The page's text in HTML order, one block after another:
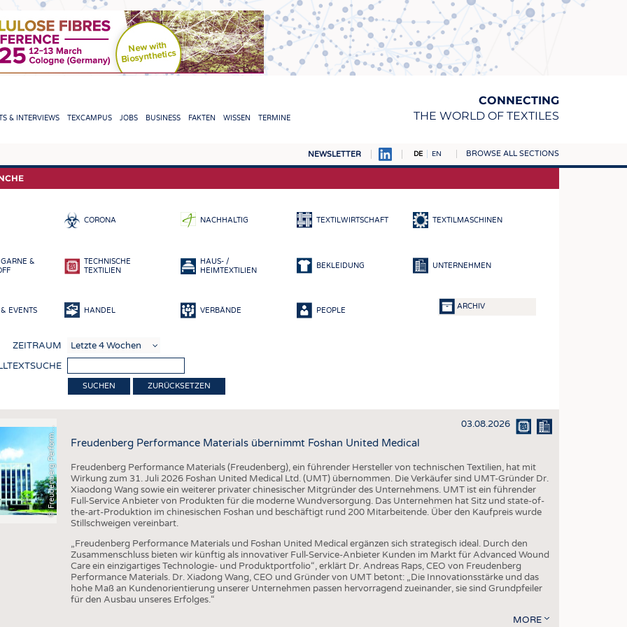
CONNECTING
THE WORLD OF TEXTILES
& INTERVIEWS TEXCAMPUS JOBS BUSINESS FAKTEN WISSEN TERMINE
NEWSLETTER DE EN BROWSE ALL SECTIONS
TEXTILE LEADERSHIP FASERN
GEWEBE
VLIESSTOFFE
NACHHALTIGKEIT
KREISLAUFWIRTSCHAFT
TECHNISCHE TEXTILIEN
SMART TEXTILES
MEDIZIN
HAUS- UND HEIMTEXTILIEN
BEKLEIDUNG
CORONA NACHHALTIG TEXTILWIRTSCHAFT TEXTILMASCHINEN
&
TECHNISCHE
TEXTILIEN
HAUS- /
HEIMTEXTILIEN
BEKLEIDUNG UNTERNEHMEN
EVENTS HANDEL VERBÄNDE PEOPLE ARCHIV
ZEITRAUM
ZURÜCKSETZEN
©
F
r
e
u
d
e
n
b
e
r
g
P
e
r
f
o
r
m
a
n
c
e
M
a
t
e
r
i
a
l
s 03.08.2026
Freudenberg Performance Materials übernimmt Foshan United Medical
Freudenberg Performance Materials (Freudenberg), ein führender Hersteller von technischen Textilien, hat mit
Wirkung zum 31. Juli 2026 Foshan United Medical Ltd. (UMT) übernommen. Die Verkäufer sind UMT-Gründer Dr.
Xiaodong Wang sowie ein weiterer privater chinesischer Mitgründer des Unternehmens. UMT ist ein führender
Full-Service Anbieter von Produkten für die moderne Wundversorgung. Das Unternehmen hat Sitz und state-of-
the-art-Produktion im chinesischen Foshan und beschäftigt rund 200 Mitarbeitende. Über den Kaufpreis wurde
Stillschweigen vereinbart.
„Freudenberg Performance Materials und Foshan United Medical ergänzen sich strategisch ideal. Durch den
Zusammenschluss bieten wir künftig als innovativer Full-Service-Anbieter Kunden im Markt für Advanced Wound
Care ein einzigartiges Technologie- und Produktportfolio“, erklärt Dr. Andreas Raps, CEO von Freudenberg
Performance Materials. Dr. Xiadong Wang, CEO und Gründer von UMT betont: „Die Innovationsstärke und das
hohe Maß an Kundenorientierung unserer Unternehmen passen hervorragend zueinander, sie sind Grundpfeiler
für den Ausbau unseres Erfolges.“
MORE